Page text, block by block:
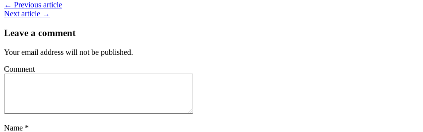
← Previous article
Next article →
Leave a comment
Your email address will not be published.
Comment
Name *